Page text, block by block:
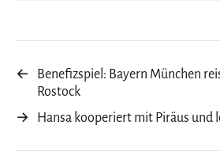
←
Benefizspiel: Bayern München
Rostock
→
Hansa kooperiert mit Piräus und